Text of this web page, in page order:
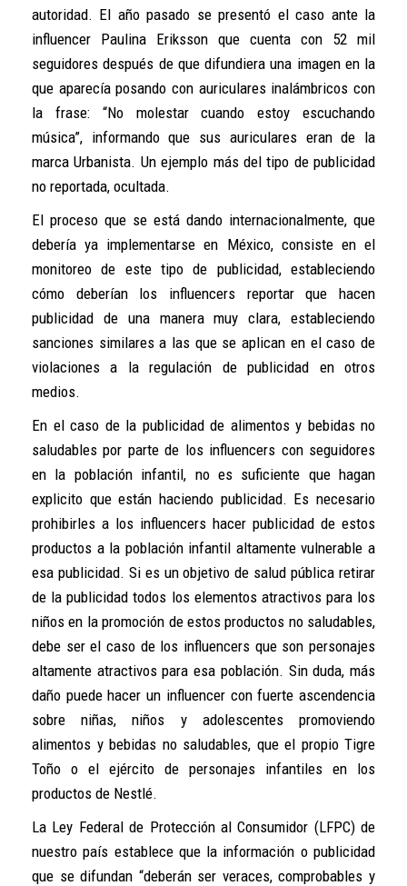
autoridad. El año pasado se presentó el caso ante la
influencer Paulina Eriksson que cuenta con 52 mil
seguidores después de que difundiera una imagen en la
que aparecía posando con auriculares inalámbricos con
la frase: “No molestar cuando estoy escuchando
música”, informando que sus auriculares eran de la
marca Urbanista. Un ejemplo más del tipo de publicidad
no reportada, ocultada.
El proceso que se está dando internacionalmente, que
debería ya implementarse en México, consiste en el
monitoreo de este tipo de publicidad, estableciendo
cómo deberían los influencers reportar que hacen
publicidad de una manera muy clara, estableciendo
sanciones similares a las que se aplican en el caso de
violaciones a la regulación de publicidad en otros
medios.
En el caso de la publicidad de alimentos y bebidas no
saludables por parte de los influencers con seguidores
en la población infantil, no es suficiente que hagan
explicito que están haciendo publicidad. Es necesario
prohibirles a los influencers hacer publicidad de estos
productos a la población infantil altamente vulnerable a
esa publicidad. Si es un objetivo de salud pública retirar
de la publicidad todos los elementos atractivos para los
niños en la promoción de estos productos no saludables,
debe ser el caso de los influencers que son personajes
altamente atractivos para esa población. Sin duda, más
daño puede hacer un influencer con fuerte ascendencia
sobre niñas, niños y adolescentes promoviendo
alimentos y bebidas no saludables, que el propio Tigre
Toño o el ejército de personajes infantiles en los
productos de Nestlé.
La Ley Federal de Protección al Consumidor (LFPC) de
nuestro país establece que la información o publicidad
que se difundan “deberán ser veraces, comprobables y